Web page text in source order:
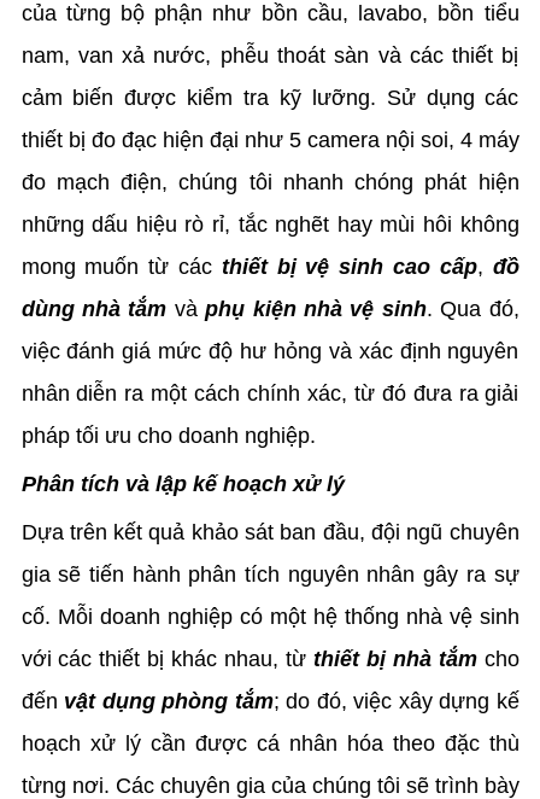
của từng bộ phận như bồn cầu, lavabo, bồn tiểu
nam, van xả nước, phễu thoát sàn và các thiết bị
cảm biến được kiểm tra kỹ lưỡng. Sử dụng các
thiết bị đo đạc hiện đại như 5 camera nội soi, 4 máy
đo mạch điện, chúng tôi nhanh chóng phát hiện
những dấu hiệu rò rỉ, tắc nghẽt hay mùi hôi không
mong muốn từ các thiết bị vệ sinh cao cấp, đồ
dùng nhà tắm vàphụ kiện nhà vệ sinh. Qua đó,
việc đánh giá mức độ hư hỏng và xác định nguyên
nhân diễn ra một cách chính xác, từ đó đưa ra giải
pháp tối ưu cho doanh nghiệp.
Phân tích và lập kế hoạch xử lý
Dựa trên kết quả khảo sát ban đầu, đội ngũ chuyên
gia sẽ tiến hành phân tích nguyên nhân gây ra sự
cố. Mỗi doanh nghiệp có một hệ thống nhà vệ sinh
với các thiết bị khác nhau, từ thiết bị nhà tắmcho
đến vật dụng phòng tắm; do đó, việc xây dựng kế
hoạch xử lý cần được cá nhân hóa theo đặc thù
từng nơi. Các chuyên gia của chúng tôi sẽ trình bày